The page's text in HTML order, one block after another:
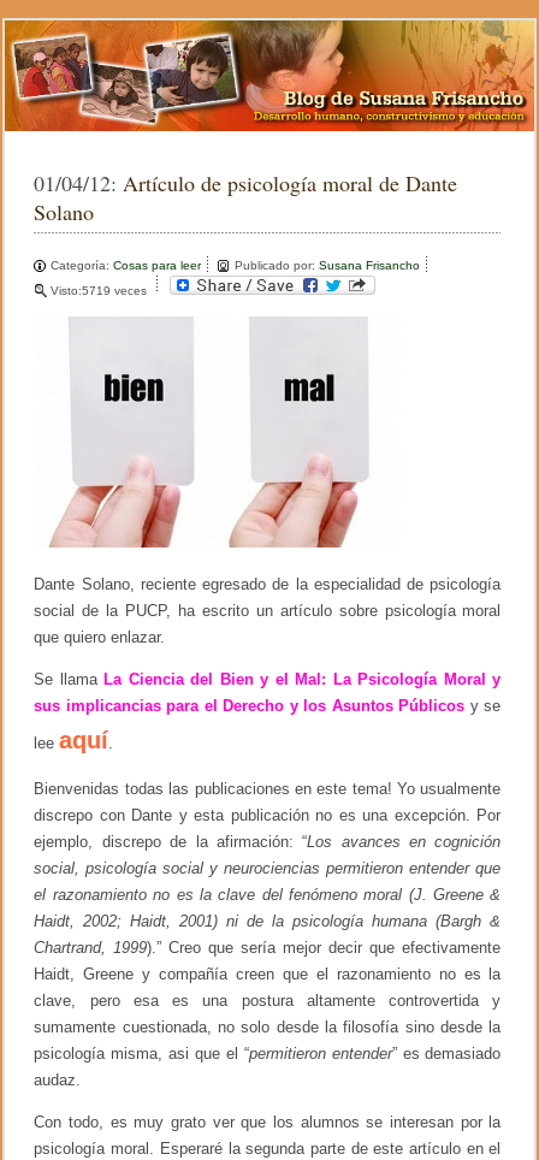
01/04/12:Artículo de psicología moral de Dante
Solano
Categoría:Cosas para leer Publicado por:Susana Frisancho
Visto:5719 veces
Dante Solano, reciente egresado de la especialidad de psicología
social de la PUCP, ha escrito un artículo sobre psicología moral
que quiero enlazar.
Se llama La Ciencia del Bien y el Mal: La Psicología Moral y
sus implicancias para el Derecho y los Asuntos Públicos y se
leeaquí
Bienvenidas todas las publicaciones en este tema! Yo usualmente
discrepo con Dante y esta publicación no es una excepción. Por
ejemplo, discrepo de la afirmación: “Los avances en cognición
social, psicología social y neurociencias permitieron entender que
el razonamiento no es la clave del fenómeno moral (J. Greene &
Haidt, 2002; Haidt, 2001) ni de la psicología humana (Bargh &
Chartrand, 1999).” Creo que sería mejor decir que efectivamente
Haidt, Greene y compañía creen que el razonamiento no es la
clave, pero esa es una postura altamente controvertida y
sumamente cuestionada, no solo desde la filosofía sino desde la
psicología misma, asi que el “permitieron entender” es demasiado
audaz.
Con todo, es muy grato ver que los alumnos se interesan por la
psicología moral. Esperaré la segunda parte de este artículo en el